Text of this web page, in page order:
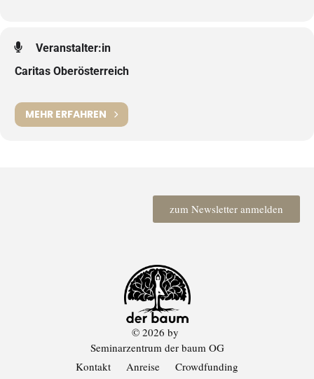
Veranstalter:in
Caritas Oberösterreich
MEHR ERFAHREN
zum Newsletter anmelden
Kontakt Anreise Crowdfunding
© 2026 by
Seminarzentrum der baum OG